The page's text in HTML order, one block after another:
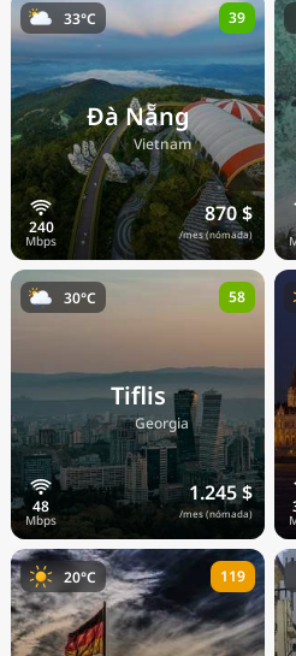
Đà Nẵng
🇻🇳Vietnam
870 $
/mes (nómada)
33°C 39
Tiflis
🇬🇪Georgia
1.245 $
/mes (nómada)
30°C 58
20°C 119
Precios actuales por país